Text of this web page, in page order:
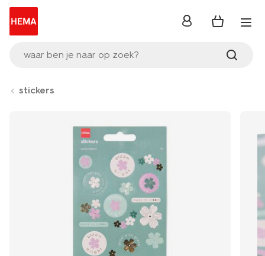
waar ben je naar op zoek?
inloggen
stickers